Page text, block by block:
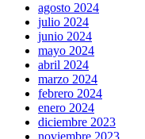
agosto 2024
julio 2024
junio 2024
mayo 2024
abril 2024
marzo 2024
febrero 2024
enero 2024
diciembre 2023